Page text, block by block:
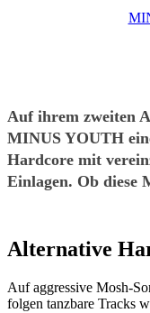
Auf ihrem zweiten
MINUS YOUTH
Hardcore mit
Einlagen. Ob diese
Alternative
Auf aggressive Mosh-
folgen tanzbare Tracks